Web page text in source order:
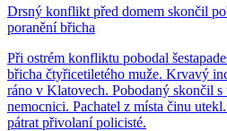
Drsný konflikt před domem skončil
poranění břicha
Při ostrém konfliktu pobodal
břicha čtyřicetiletého muže. Krvavý
ráno v Klatovech. Pobodaný skončil
nemocnici. Pachatel z místa činu
pátrat přivolaní policisté.